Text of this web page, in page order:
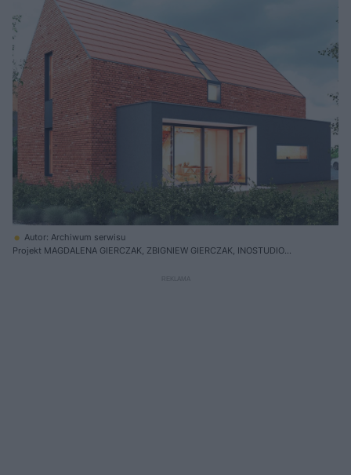
Autor: Archiwum serwisu
Projekt MAGDALENA GIERCZAK, ZBIGNIEW GIERCZAK, INOSTUDIO